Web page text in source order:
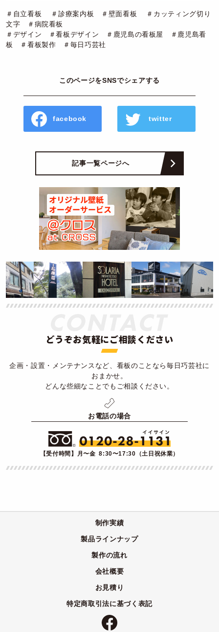
＃自立看板 ＃診療案内板 ＃壁面看板 ＃カッティング切り
文字 ＃病院看板
＃デザイン ＃看板デザイン ＃鹿児島の看板屋 ＃鹿児島看
板 ＃看板製作 ＃毎日巧芸社
このページをSNSでシェアする
facebook twitter
記事一覧ページへ
どうぞお気軽にご相談ください
企画・設置・メンテナンスなど、看板のことなら毎日巧芸社に
おまかせ。
どんな些細なことでもご相談ください。
お電話の場合
【受付時間】月〜金 8:30〜17:30（土日祝休業）
制作実績
製品ラインナップ
製作の流れ
会社概要
お見積り
特定商取引法に基づく表記